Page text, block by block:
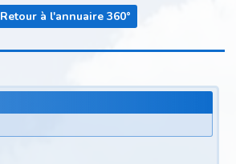
Retour à l'annuaire 360°